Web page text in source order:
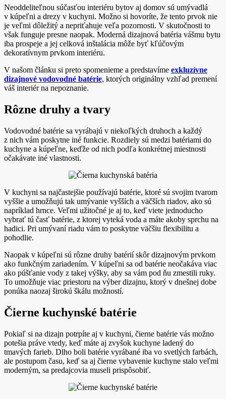
Neoddeliteľnou súčasťou interiéru bytov aj domov sú umývadlá
v kúpeľni a drezy v kuchyni. Možno si hovoríte, že tento prvok nie
je veľmi dôležitý a nepriťahuje veľa pozornosti. V skutočnosti to
však funguje presne naopak. Moderná dizajnová batéria vášmu bytu
iba prospeje a jej celková inštalácia môže byť kľúčovým
dekoratívnym prvkom interiéru.
V našom článku si preto spomenieme a predstavíme exkluzívne
dizajnové vodovodné batérie, ktorých originálny vzhľad premení
váš interiér na nepoznanie.
Rôzne druhy a tvary
Vodovodné batérie sa vyrábajú v niekoľkých druhoch a každý
z nich vám poskytne iné funkcie. Rozdiely sú medzi batériami do
kuchyne a kúpeľne, keďže od nich podľa konkrétnej miestnosti
očakávate iné vlastnosti.
V kuchyni sa najčastejšie používajú batérie, ktoré sú svojim tvarom
vyššie a umožňujú tak umývanie vyšších a väčších riadov, ako sú
napríklad hrnce. Veľmi užitočné je aj to, keď viete jednoducho
vybrať tú časť batérie, z ktorej vyteká voda a máte akoby sprchu na
hadici. Pri umývaní riadu vám to poskytne väčšiu flexibilitu a
pohodlie.
Naopak v kúpeľni sú rôzne druhy batérií skôr dizajnovým prvkom
ako funkčným zariadením. V kúpeľni sa od batérie neočakáva viac
ako púšťanie vody z takej výšky, aby sa vám pod ňu zmestili ruky.
To umožňuje viac priestoru na výber dizajnu, ktorý v dnešnej dobe
ponúka naozaj širokú škálu možností.
Čierne kuchynské batérie
Pokiaľ si na dizajn potrpíte aj v kuchyni, čierne batérie vás možno
potešia práve vtedy, keď máte aj zvyšok kuchyne ladený do
tmavých farieb. Dlho boli batérie vyrábané iba vo svetlých farbách,
ale postupom času, keď sa aj čierne vybavenie kuchyne stalo veľmi
moderným, sa predajcovia museli prispôsobiť.